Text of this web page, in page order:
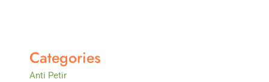
Categories
Anti Petir